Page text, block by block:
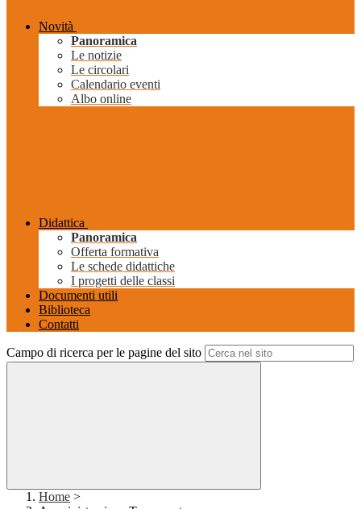
Novità
Panoramica
Le notizie
Le circolari
Calendario eventi
Albo online
Didattica
Panoramica
Offerta formativa
Le schede didattiche
I progetti delle classi
Documenti utili
Biblioteca
Contatti
Campo di ricerca per le pagine del sito
Home >